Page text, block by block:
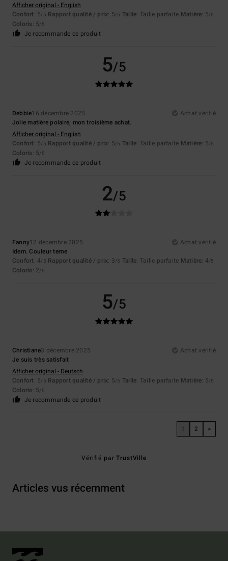
Afficher original - English
Confort: 5/5 Rapport qualité / prix: 5/5 Taille: Taille parfaite Matière: 5/5
Coloris: 5/5
Je recommande ce produit
5/5
Debbie16 décembre 2025
Achat vérifié
Jolie matière polaire, mon troisième achat.
Afficher original - English
Confort: 5/5 Rapport qualité / prix: 5/5 Taille: Taille parfaite Matière: 5/5
Coloris: 5/5
Je recommande ce produit
2/5
Fanny12 décembre 2025
Achat vérifié
Idem. Couleur terne
Confort: 4/5 Rapport qualité / prix: 3/5 Taille: Taille parfaite Matière: 4/5
Coloris: 2/5
5/5
Christiane3 décembre 2025
Achat vérifié
Je suis très satisfait
Afficher original - Deutsch
Confort: 5/5 Rapport qualité / prix: 5/5 Taille: Taille parfaite Matière: 5/5
Coloris: 5/5
Je recommande ce produit
1 2 >
Vérifié parTrustVille
Articles vus récemment